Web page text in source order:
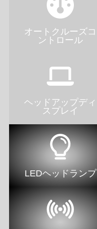
オートクルーズコ
ントロール
ヘッドアップディ
スプレイ
LEDヘッドランプ